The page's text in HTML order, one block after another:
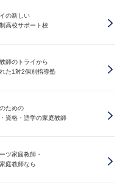
の新しい
高校サポート校
師のトライから
た1対2個別指導塾
ための
資格・語学の家庭教師
ツ家庭教師・
庭教師なら